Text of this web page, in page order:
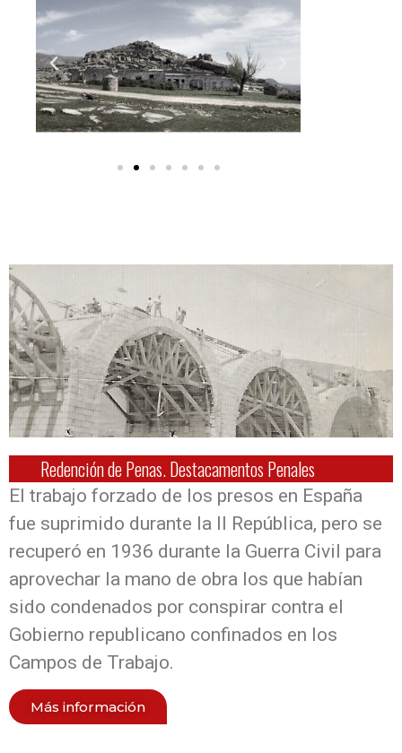
Redención de Penas. Destacamentos Penales
El trabajo forzado de los presos en España
fue suprimido durante la II República, pero se
recuperó en 1936 durante la Guerra Civil para
aprovechar la mano de obra los que habían
sido condenados por conspirar contra el
Gobierno republicano confinados en los
Campos de Trabajo.
Más información